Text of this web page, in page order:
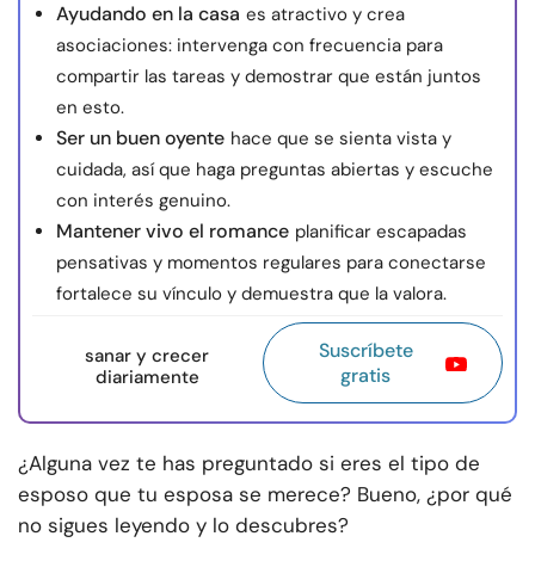
Ayudando en la casa es atractivo y crea
asociaciones: intervenga con frecuencia para
compartir las tareas y demostrar que están juntos
en esto.
Ser un buen oyente hace que se sienta vista y
cuidada, así que haga preguntas abiertas y escuche
con interés genuino.
Mantener vivo el romance planificar escapadas
pensativas y momentos regulares para conectarse
fortalece su vínculo y demuestra que la valora.
sanar y crecer
diariamente
Suscríbete
gratis
¿Alguna vez te has preguntado si eres el tipo de
esposo que tu esposa se merece? Bueno, ¿por qué
no sigues leyendo y lo descubres?